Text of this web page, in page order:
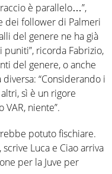
è parallelo…”,
dei follower di Palmeri
del genere ne ha già
ricorda Fabrizio,
del genere, o anche
“Considerando i
sì è un rigore
niente”.
potuto fischiare.
scrive Luca e Ciao arriva
per la Juve per